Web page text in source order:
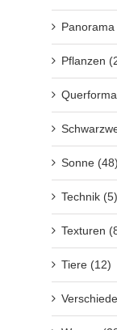
Panorama
Pflanzen
Sonne (48)
Technik (5)
Texturen
Tiere (12)